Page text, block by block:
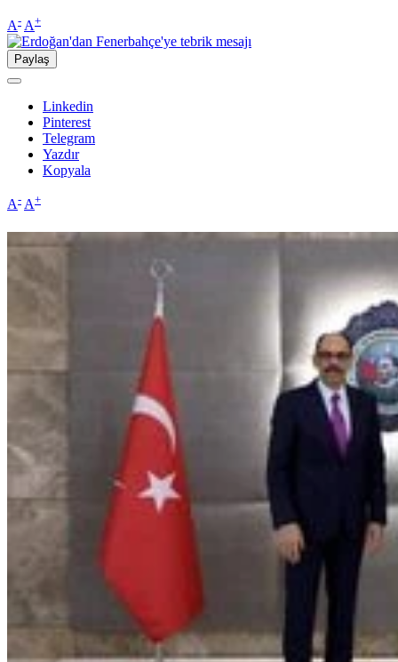
A- A+
Paylaş
Linkedin
Pinterest
Telegram
Yazdır
Kopyala
A- A+